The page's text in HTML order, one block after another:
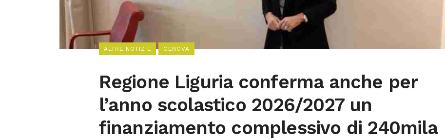
ALTRE NOTIZIE GENOVA
Regione Liguria conferma anche per
l’anno scolastico 2026/2027 un
finanziamento complessivo di 240mila